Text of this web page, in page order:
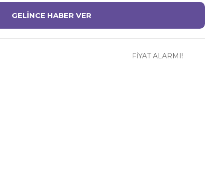
GELİNCE HABER VER
FİYAT ALARMI!